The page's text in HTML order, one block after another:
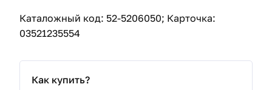
Каталожный код: 52-5206050; Карточка:
03521235554
Как купить?